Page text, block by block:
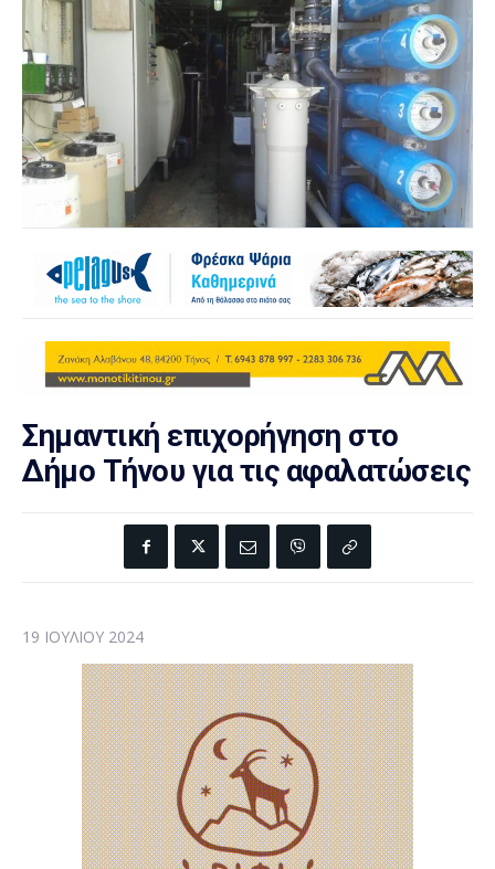
Σημαντική επιχορήγηση στο
Δήμο Τήνου για τις αφαλατώσεις
19 ΙΟΥΛΊΟΥ 2024